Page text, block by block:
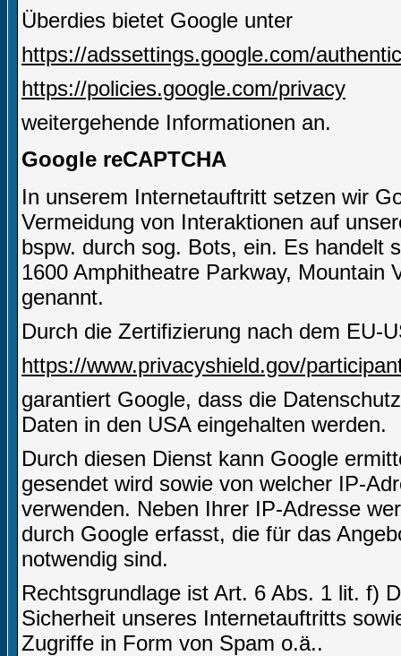
Überdies bietet Google unter
https://adssettings.google.com/
https://policies.google.com/privacy
weitergehende Informationen an.
Google reCAPTCHA
In unserem Internetauftritt setzen wir
Vermeidung von Interaktionen auf
bspw. durch sog. Bots, ein. Es handelt
1600 Amphitheatre Parkway, Mountain
genannt.
Durch die Zertifizierung nach dem EU-
https://www.privacyshield.gov/
garantiert Google, dass die
Daten in den USA eingehalten werden.
Durch diesen Dienst kann Google
gesendet wird sowie von welcher IP-
verwenden. Neben Ihrer IP-Adresse
durch Google erfasst, die für das
notwendig sind.
Rechtsgrundlage ist Art. 6 Abs. 1 lit. f)
Sicherheit unseres Internetauftritts
Zugriffe in Form von Spam o.ä..